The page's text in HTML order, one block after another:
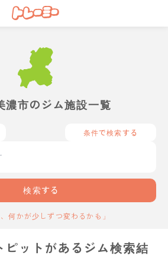
濃市のジム施設一覧
条件で検索する
検索する
何かが少しずつ変わるかも」
ピットがあるジム検索結